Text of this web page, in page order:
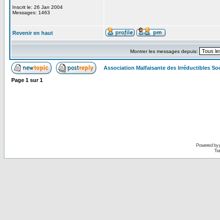
Inscrit le: 26 Jan 2004
Messages: 1463
Revenir en haut
Montrer les messages depuis:
Association Malfaisante des Irréductibles
Page 1 sur1
Powered by